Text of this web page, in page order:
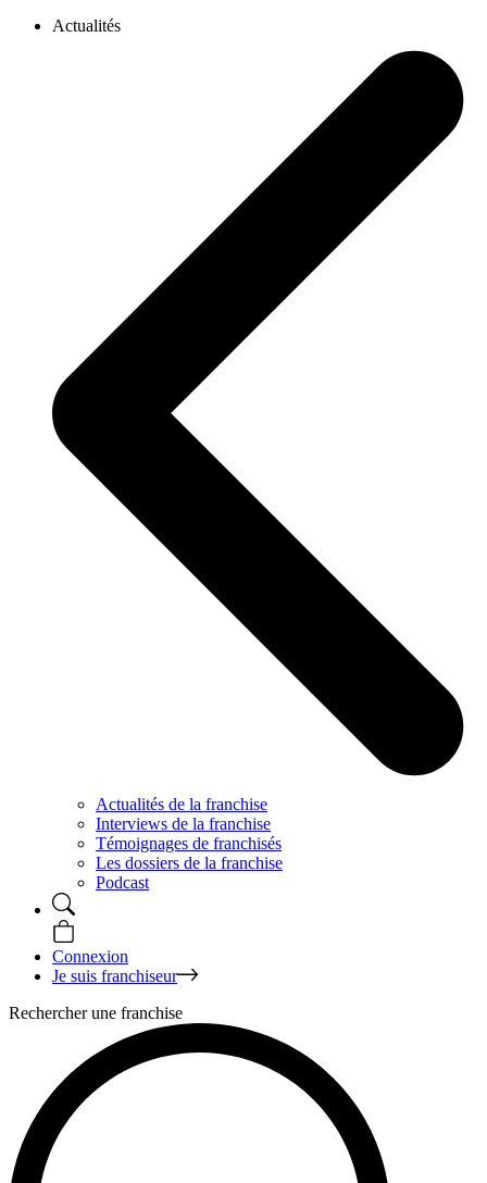
Actualités
Actualités de la franchise
Interviews de la franchise
Témoignages de franchisés
Les dossiers de la franchise
Podcast
Connexion
Je suis franchiseur
Rechercher une franchise